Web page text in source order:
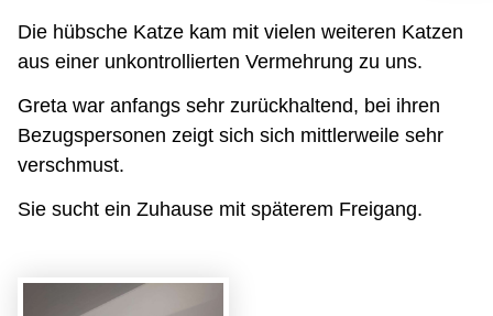
Die hübsche Katze kam mit vielen weiteren Katzen
aus einer unkontrollierten Vermehrung zu uns.
Greta war anfangs sehr zurückhaltend, bei ihren
Bezugspersonen zeigt sich sich mittlerweile sehr
verschmust.
Sie sucht ein Zuhause mit späterem Freigang.